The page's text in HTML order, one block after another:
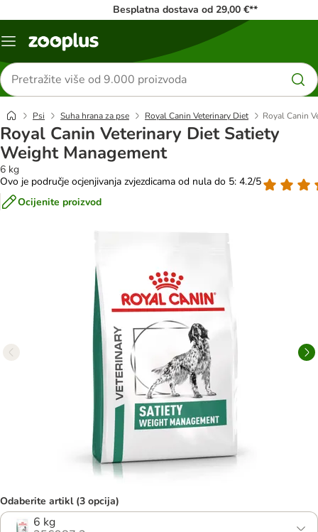
Besplatna dostava od 29,00 €**
Izbornik
Traži
proizvode
Psi Suha hrana za pse Royal Canin Veterinary Diet Royal Canin
Royal Canin Veterinary Diet Satiety
Weight Management
6 kg
Ovo je područje ocjenjivanja zvjezdicama od nula do 5: 4.2/5
Ocijenite proizvod
Odaberite artikl (3 opcija)
6 kg